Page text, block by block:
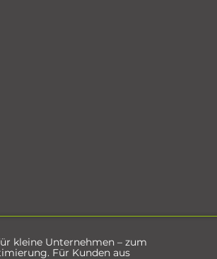
kleine Unternehmen – zum
Für Kunden aus